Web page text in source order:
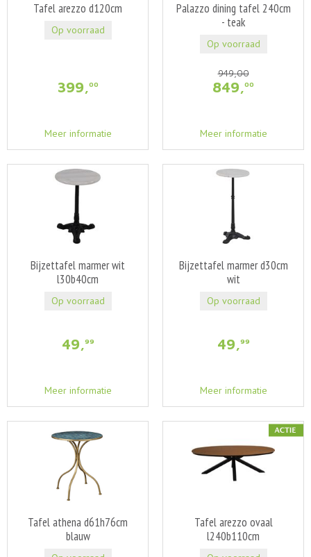
Tafel arezzo d120cm
399,00
Meer informatie
Op voorraad
Palazzo dining tafel 240cm
- teak
949,00
849,00
Meer informatie
Op voorraad
Bijzettafel marmer wit
l30b40cm
49,99
Meer informatie
Op voorraad
Bijzettafel marmer d30cm
wit
49,99
Meer informatie
Op voorraad
Tafel athena d61h76cm
blauw
Tafel arezzo ovaal
l240b110cm